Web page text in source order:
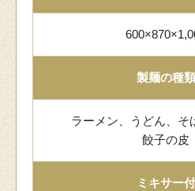
製麺の種類
ラーメン、うどん、そ
餃子の皮
ミキサー付